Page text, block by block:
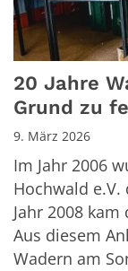
20 Jahre
Grund zu
9. März 2026
Im Jahr 2006
Hochwald
Jahr 2008
Aus diesem
Wadern am